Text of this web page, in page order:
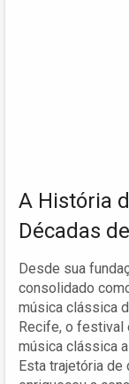
A História
Décadas
Desde sua
consolidado
música clássica
Recife, o festival
música clássica
Esta trajetória de